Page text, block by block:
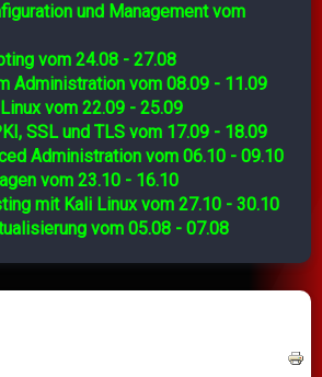
und Management vom
vom 24.08 - 27.08
Administration vom 08.09 - 11.09
vom 22.09 - 25.09
SSL und TLS vom 17.09 - 18.09
Administration vom 06.10 - 09.10
vom 23.10 - 16.10
mit Kali Linux vom 27.10 - 30.10
vom 05.08 - 07.08